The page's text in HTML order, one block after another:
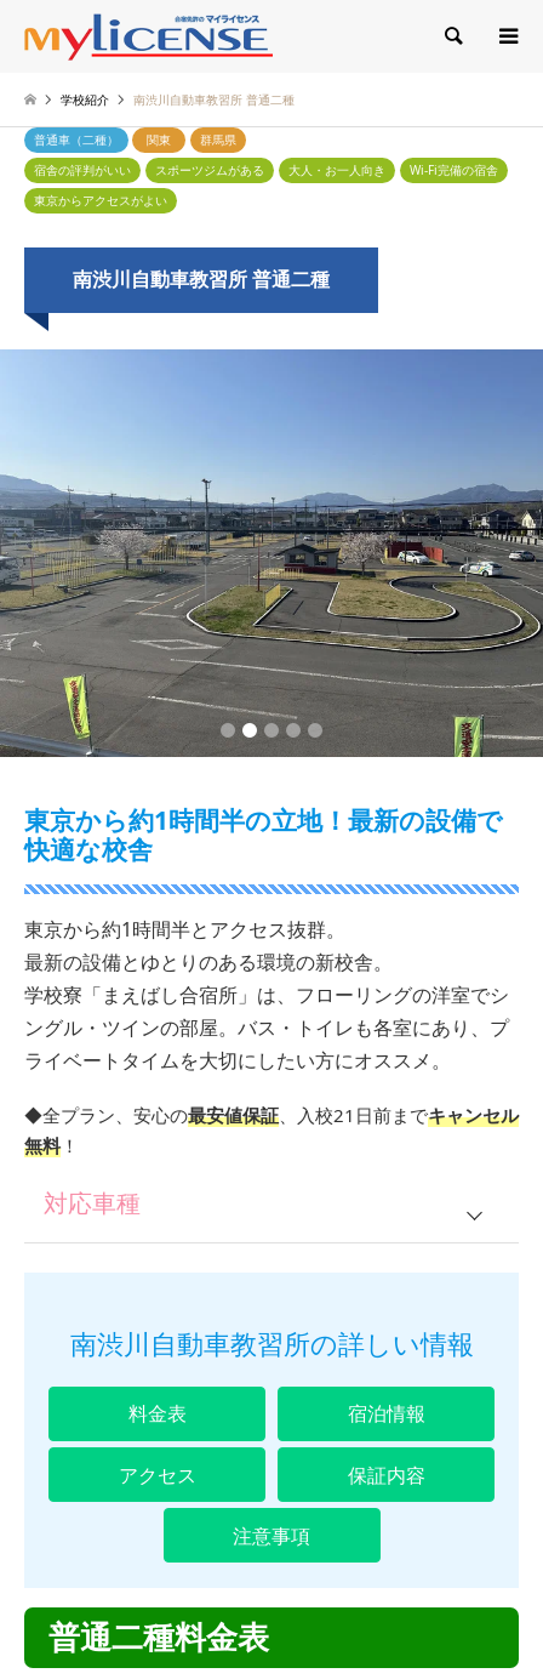
検索
学校紹介 南渋川自動車教習所 普通二種
普通車（二種） 関東
群馬県
宿舎の評判がいい
スポーツジムがある 大人・お一人向き
Wi-Fi完備の宿舎
東京からアクセスがよい
南渋川自動車教習所 普通二種
2 3 5
東京から約1時間半の立地！最新の設備で
快適な校舎
東京から約1時間半とアクセス抜群。
最新の設備とゆとりのある環境の新校舎。
学校寮「まえばし合宿所」は、フローリングの洋室でシ
ングル・ツインの部屋。バス・トイレも各室にあり、プ
ライベートタイムを大切にしたい方にオススメ。
◆全プラン、安心の最安値保証 、入校21日前までキャンセル
無料 ！
対応車種
南渋川自動車教習所の詳しい情報
料金表 宿泊情報
アクセス 保証内容
注意事項
普通二種料金表